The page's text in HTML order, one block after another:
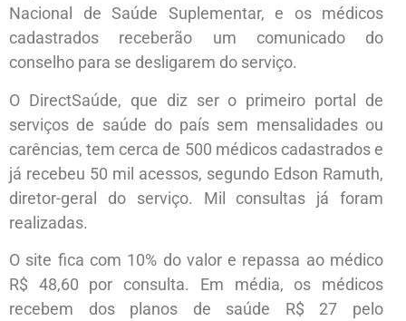
Nacional de Saúde Suplementar, e os médicos
cadastrados receberão um comunicado do
conselho para se desligarem do serviço.
O DirectSaúde, que diz ser o primeiro portal de
serviços de saúde do país sem mensalidades ou
carências, tem cerca de 500 médicos cadastrados e
já recebeu 50 mil acessos, segundo Edson Ramuth,
diretor-geral do serviço. Mil consultas já foram
realizadas.
O site fica com 10% do valor e repassa ao médico
R$ 48,60 por consulta. Em média, os médicos
recebem dos planos de saúde R$ 27 pelo